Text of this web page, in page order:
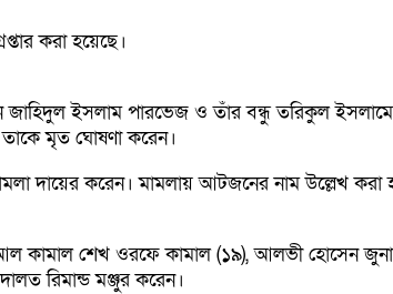
করা হয়েছে।
জাহিদুল ইসলাম পারভেজ ও তাঁর বন্ধু তরিকুল
তাকে মৃত ঘোষণা করেন।
দায়ের করেন। মামলায় আটজনের নাম উল্লেখ
কামাল শেখ ওরফে কামাল (১৯), আলভী হোসেন
রিমান্ড মঞ্জুর করেন।